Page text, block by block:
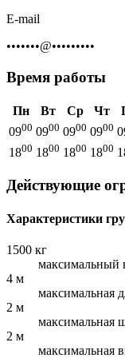
E-mail
•••••••@•••••••••
Время работы
Пн Вт Ср Чт
0900 0900 0900 0900
1800 1800 1800 1800
Действующие
Характеристики
1500 кг
максимальный
4 м
максимальная
2 м
максимальная
2 м
максимальная